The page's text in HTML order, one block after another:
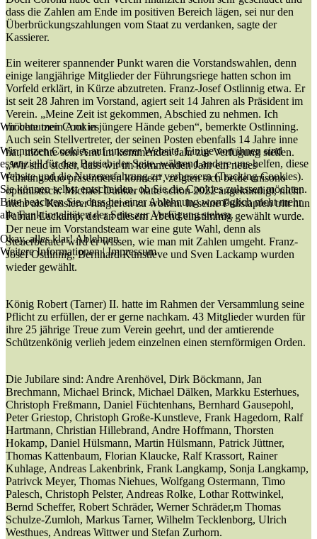
dass die Zahlen am Ende im positiven Bereich lägen, sei nur den
Überbrückungszahlungen vom Staat zu verdanken, sagte der
Kassierer.
Ein weiterer spannender Punkt waren die Vorstandswahlen, denn
einige langjährige Mitglieder der Führungsriege hatten schon im
Vorfeld erklärt, in Kürze abzutreten. Franz-Josef Ostlinnig etwa. Er
ist seit 28 Jahren im Vorstand, agiert seit 14 Jahren als Präsident im
Verein. „Meine Zeit ist gekommen, Abschied zu nehmen. Ich
möchte mein Amt in jüngere Hände geben“, bemerkte Ostlinning.
Auch sein Stellvertreter, der seinen Posten ebenfalls 14 Jahre inne
hat, möchte sein Amt im kommenden Jahr zur Verfügung stellen.
„Wir sind sicher, dass wir im kommenden Jahr ein neues
Führungsduo präsentieren können“, zeigten sich beide unisono
optimistisch. Michael Dunker hatte schon 2022 angekündigt, nicht
mehr als Kassierer fungieren zu wollen. In seine Fußstapfen tritt nun
Fabian Lackamp, der an diesem Abend einstimmig gewählt wurde.
Der neue im Vorstandsteam war eine gute Wahl, denn als
Steuerberater wird er wissen, wie man mit Zahlen umgeht. Franz-
Josef Ostlinnig, Bernhard Kunstleve und Sven Lackamp wurden
wieder gewählt.
König Robert (Tarner) II. hatte im Rahmen der Versammlung seine
Pflicht zu erfüllen, der er gerne nachkam. 43 Mitglieder wurden für
ihre 25 jährige Treue zum Verein geehrt, und der amtierende
Schützenkönig verlieh jedem einzelnen einen sternförmigen Orden.
Die Jubilare sind: Andre Arenhövel, Dirk Böckmann, Jan
Brechmann, Michael Brinck, Michael Dälken, Markku Esterhues,
Christoph Freßmann, Daniel Füchtenhans, Bernhard Gausepohl,
Peter Griestop, Christoph Große-Kunstleve, Frank Hagedorn, Ralf
Hartmann, Christian Hillebrand, Andre Hoffmann, Thorsten
Hokamp, Daniel Hülsmann, Martin Hülsmann, Patrick Jüttner,
Thomas Kattenbaum, Florian Klaucke, Ralf Krassort, Rainer
Kuhlage, Andreas Lakenbrink, Frank Langkamp, Sonja Langkamp,
Patrivck Meyer, Thomas Niehues, Wolfgang Ostermann, Timo
Palesch, Christoph Pelster, Andreas Rolke, Lothar Rottwinkel,
Bernd Scheffer, Robert Schräder, Werner Schräder,m Thomas
Schulze-Zumloh, Markus Tarner, Wilhelm Tecklenborg, Ulrich
Westhues, Andreas Wittwer und Stefan Zurhorn.
Wir benutzen Cookies
Wir nutzen Cookies auf unserer Website. Einige von ihnen sind
essenziell für den Betrieb der Seite, während andere uns helfen, diese
Website und die Nutzererfahrung zu verbessern (Tracking Cookies).
Sie können selbst entscheiden, ob Sie die Cookies zulassen möchten.
Bitte beachten Sie, dass bei einer Ablehnung womöglich nicht mehr
alle Funktionalitäten der Seite zur Verfügung stehen.
Okay, alles klar! Ablehnen
Weitere Informationen|Impressum